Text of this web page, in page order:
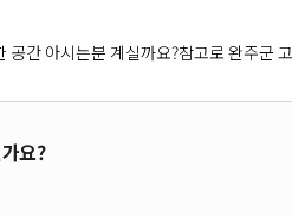
공간 아시는분 계실까요?참고로 완주군
요?